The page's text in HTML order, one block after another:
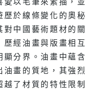
歷於線條變化的奧
對中國藝術題材的
歷經油畫與版畫相
顯分界。油畫中蘊
油畫的質地，其強
越了材質的特性限